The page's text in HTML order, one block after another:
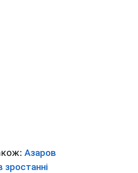
Азаров
зростанні